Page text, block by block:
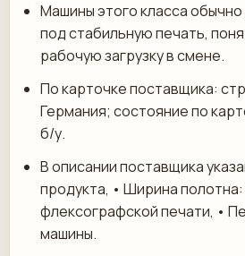
Машины этого класса
под стабильную печать,
рабочую загрузку в смене.
По карточке поставщика:
Германия; состояние по
б/у.
В описании поставщика
продукта, • Ширина
флексографской печати, •
машины.